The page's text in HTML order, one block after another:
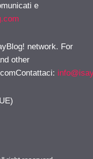
e
network. For
other
: